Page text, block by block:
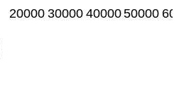
20000 30000 4000050000